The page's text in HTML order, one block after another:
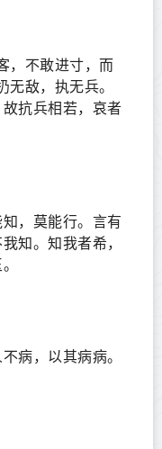
，不敢进寸，而
无敌，执无兵。
抗兵相若，哀者
，莫能行。言有
知。知我者希，
病，以其病病。